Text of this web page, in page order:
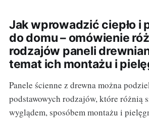
Jak wprowadzić ciepło i
do domu – omówienie
rodzajów paneli
temat ich montażu i
Panele ścienne z drewna można
podstawowych rodzajów, które różnią
wyglądem, sposóbem montażu i